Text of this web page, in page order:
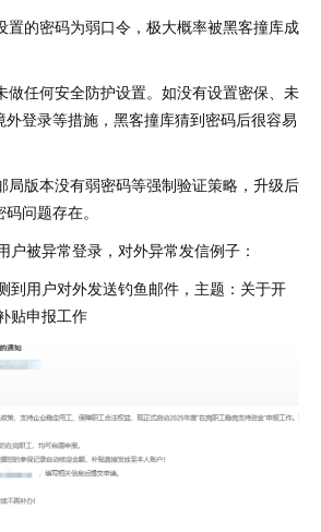
的密码为弱口令，极大概率被黑客撞库成
任何安全防护设置。如没有设置密保、未
外登录等措施，黑客撞库猜到密码后很容易
版本没有弱密码等强制验证策略，升级后
问题存在。
被异常登录，对外异常发信例子：
用户对外发送钓鱼邮件，主题：关于开
贴申报工作